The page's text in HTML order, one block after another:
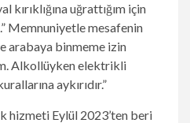
uğrattığım için
Memnuniyetle mesafenin
arabaya binmeme izin
Alkollüyken elektrikli
aykırıdır.”
hizmeti Eylül 2023’ten beri